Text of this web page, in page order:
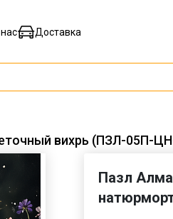
Доставка
вихрь (ПЗЛ-05П-
Пазл